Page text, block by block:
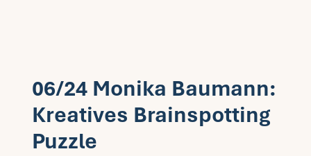
06/24 Monika Baumann:
Kreatives Brainspotting
Puzzle